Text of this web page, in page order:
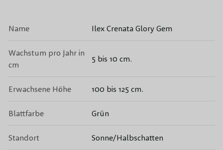
Name Ilex Crenata Glory Gem
Wachstum pro Jahr in
cm
5 bis 10 cm.
Erwachsene Höhe 100 bis 125 cm.
Blattfarbe Grün
Standort Sonne/Halbschatten